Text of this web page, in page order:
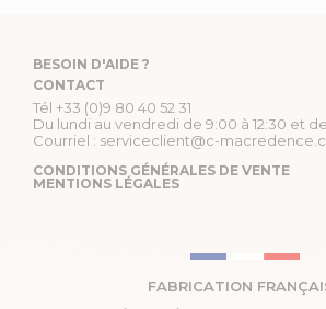
BESOIN D'AIDE ?
CONTACT
Tél +33 (0)9 80 40 52 31
Du lundi au vendredi de 9:00 à 12:30 et de
Courriel : serviceclient@c-
CONDITIONS GÉNÉRALES DE VENTE
MENTIONS LÉGALES
FABRICATION